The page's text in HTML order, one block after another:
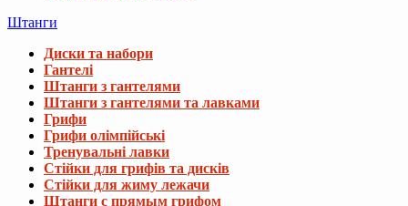
Штанги
Диски та набори
Гантелі
Штанги з гантелями
Штанги з гантелями та лавками
Грифи
Грифи олімпійські
Тренувальні лавки
Стійки для грифів та дисків
Стійки для жиму лежачи
Штанги с прямым грифом